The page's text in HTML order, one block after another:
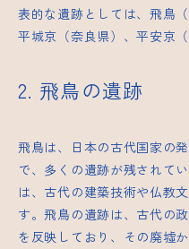
表的な遺跡としては、飛鳥
平城京（奈良県）、平安京
2. 飛鳥の遺跡
飛鳥は、日本の古代国家の
で、多くの遺跡が残されて
は、古代の建築技術や仏教
す。飛鳥の遺跡は、古代の
を反映しており、その廃墟